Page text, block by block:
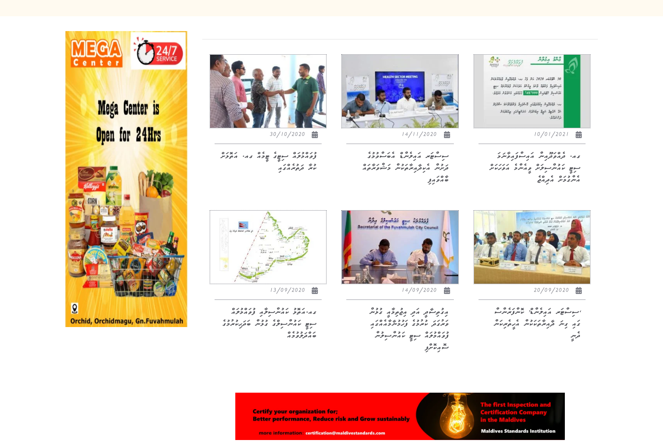
ގއ. ދެއްވަދޫއިން އައިސްފައިވާނަމަ
ސިޓީ ކައުންސިލަށް ވީއެންމެ އަވަހަކަށް
އެންގުމަށް އެދިއްޖެ
ސިސްޓަރ އައިލެންޑް އެބަސްވުމުގެ
ދަށުން އެކިދާއިރާތަކުން މަޝްވަރާތައް
ބާއްވައިފި
30/10/2020
ފުވައްމުލައް ސިޓީގެ ޓީމެއް ގއ. އަތޮޅަށް
ކުރާ ދަތުރެއްގައި
20/09/2020
‘ސިސްޓަރ އައިލެންޑް’ ކޮންފަރެންސް
ގައި ގިނަ ދާއިރާތަކަކުން އެހީތެރިކަން
ދެނީ
އިގުތިސާދީ އަދި އިޖުތިމާއީ ގުޅުން
ވަރުގަދަ ކުރުމުގެ ފަހުމުނާމާއެއްގައި
ފުވައްމުލައް ސިޓީ ކައުންސިލުން
ސޮއިކޮށްފި
13/09/2020
ގއ.އަތޮޅު ކައުންސިލާއި ފުވައްމުލައް
ސިޓީ ކައުންސިލްގެ ގުޅުން ބަދަހިކުރުމުގެ
ބައްދަލުވުމެއް